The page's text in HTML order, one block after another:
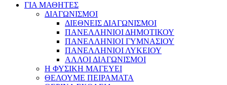
ΓΙΑ ΜΑΘΗΤΕΣ
ΔΙΑΓΩΝΙΣΜΟΙ
ΔΙΕΘΝΕΙΣ ΔΙΑΓΩΝΙΣΜΟΙ
ΠΑΝΕΛΛΗΝΙΟΙ ΔΗΜΟΤΙΚΟΥ
ΠΑΝΕΛΛΗΝΙΟΙ ΓΥΜΝΑΣΙΟΥ
ΠΑΝΕΛΛΗΝΙΟΙ ΛΥΚΕΙΟΥ
ΑΛΛΟΙ ΔΙΑΓΩΝΙΣΜΟΙ
Η ΦΥΣΙΚΗ ΜΑΓΕΥΕΙ
ΘΕΛΟΥΜΕ ΠΕΙΡΑΜΑΤΑ